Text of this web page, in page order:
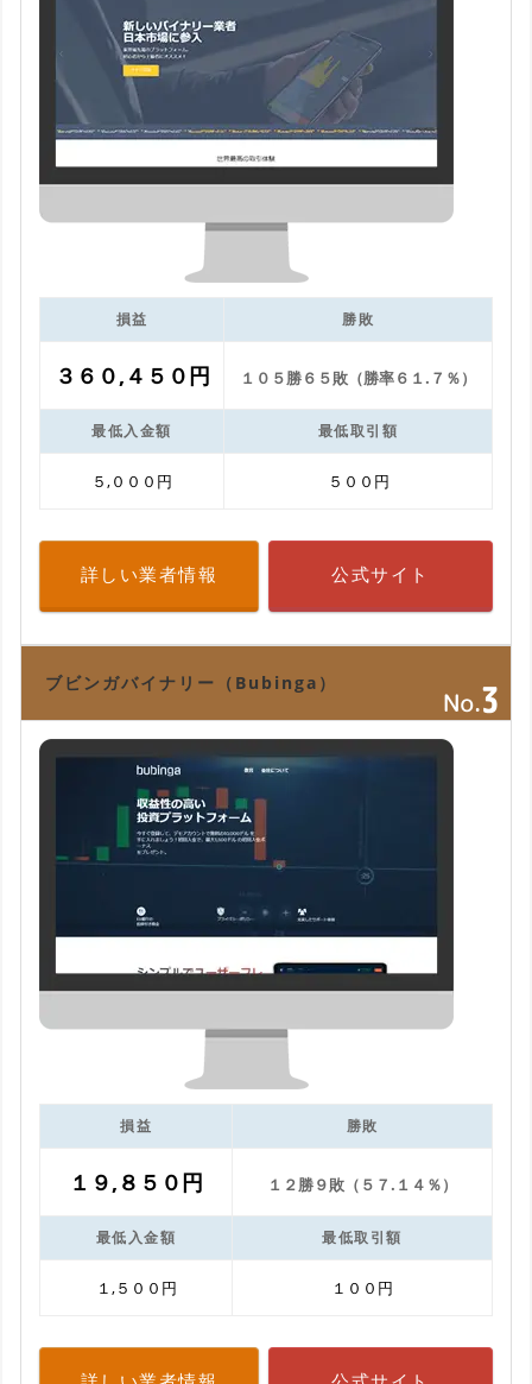
損益 勝敗
３６０,４５０円 １０５勝６５敗（勝率６１.７％）
最低入金額 最低取引額
５,０００円 ５００円
詳しい業者情報 公式サイト
ブビンガバイナリー（Bubinga）
損益 勝敗
１９,８５０円 １２勝９敗（５７.１４％）
最低入金額 最低取引額
１,５００円 １００円